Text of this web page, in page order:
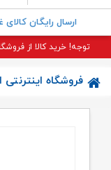
ارسال رایگان کالای
توجه! خرید کالا از
فروشگاه اینترنتی